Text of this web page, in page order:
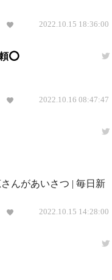
2022.10.15 18:36:00
⭕️
2022.10.16 08:47:47
んがあいさつ | 毎日新
2022.10.15 14:28:00